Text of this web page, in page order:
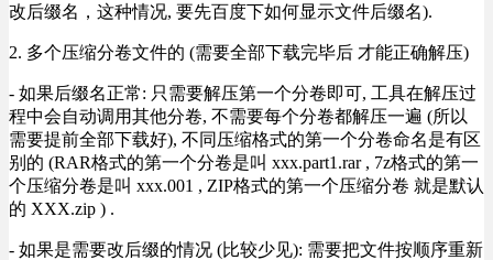
改后缀名，这种情况, 要先百度下如何显示文件后缀名).
2. 多个压缩分卷文件的 (需要全部下载完毕后 才能正确解压)
- 如果后缀名正常: 只需要解压第一个分卷即可, 工具在解压过
程中会自动调用其他分卷, 不需要每个分卷都解压一遍 (所以
需要提前全部下载好), 不同压缩格式的第一个分卷命名是有区
别的 (RAR格式的第一个分卷是叫 xxx.part1.rar , 7z格式的第一
个压缩分卷是叫 xxx.001 , ZIP格式的第一个压缩分卷 就是默认
的 XXX.zip ) .
- 如果是需要改后缀的情况 (比较少见): 需要把文件按顺序重新